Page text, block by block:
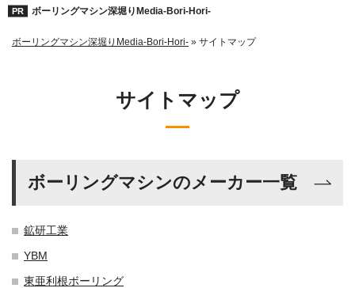
ボーリングマシン深堀りMedia-Bori-Hori-
ボーリングマシン深堀りMedia-Bori-Hori- » サイトマップ
サイトマップ
ボーリングマシンのメーカー一覧
鉱研工業
YBM
東亜利根ボーリング